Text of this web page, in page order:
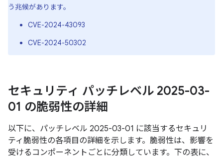
う兆候があります。
CVE-2024-43093
CVE-2024-50302
セキュリティ パッチレベル 2025-03-
01 の脆弱性の詳細
以下に、パッチレベル 2025-03-01 に該当するセキュリ
ティ脆弱性の各項目の詳細を示します。脆弱性は、影響を
受けるコンポーネントごとに分類しています。下の表に、